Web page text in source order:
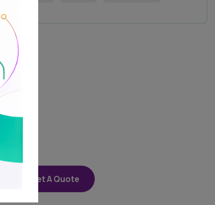
Get Free
SPECIAL ADVISORS
Get A Quote